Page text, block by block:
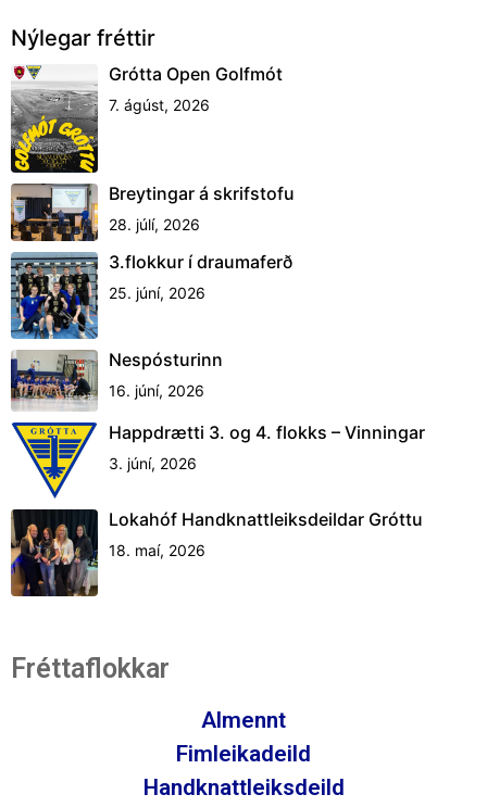
Nýlegar fréttir
Grótta Open Golfmót
7. ágúst, 2026
Breytingar á skrifstofu
28. júlí, 2026
3.flokkur í draumaferð
25. júní, 2026
Nespósturinn
16. júní, 2026
Happdrætti 3. og 4. flokks – Vinningar
3. júní, 2026
Lokahóf Handknattleiksdeildar Gróttu
18. maí, 2026
Fréttaflokkar
Almennt
Fimleikadeild
Handknattleiksdeild